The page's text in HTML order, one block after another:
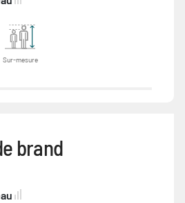
Sur-mesure
brand